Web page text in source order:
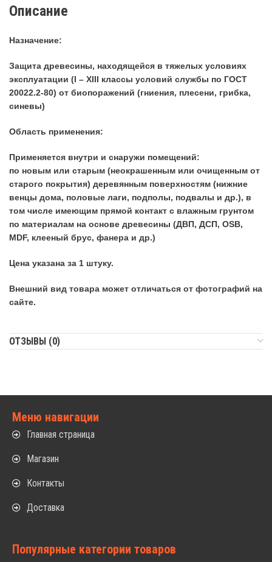
Описание
Назначение:
Защита древесины, находящейся в тяжелых условиях
эксплуатации (I – ХIII классы условий службы по ГОСТ
20022.2-80) от биопоражений (гниения, плесени, грибка,
синевы)
Область применения:
Применяется внутри и снаружи помещений:
по новым или старым (неокрашенным или очищенным от
старого покрытия) деревянным поверхностям (нижние
венцы дома, половые лаги, подполы, подвалы и др.), в
том числе имеющим прямой контакт с влажным грунтом
по материалам на основе древесины (ДВП, ДСП, OSB,
MDF, клееный брус, фанера и др.)
Цена указана за 1 штуку.
Внешний вид товара может отличаться от фотографий на
сайте.
ОТЗЫВЫ (0)
Меню навигации
Главная страница
Магазин
Контакты
Доставка
Популярные категории товаров